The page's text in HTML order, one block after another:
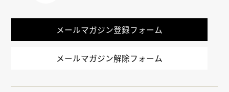
メールマガジン登録フォーム
メールマガジン解除フォーム